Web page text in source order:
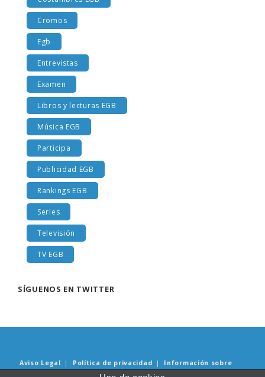
Costumbres EGB
Cromos
Egb
Entrevistas
Examen
Libros y lecturas EGB
Música EGB
Participa
Publicidad EGB
Rankings EGB
Series
Televisión
TV EGB
Aviso Legal | Política de privacidad | Información sobre